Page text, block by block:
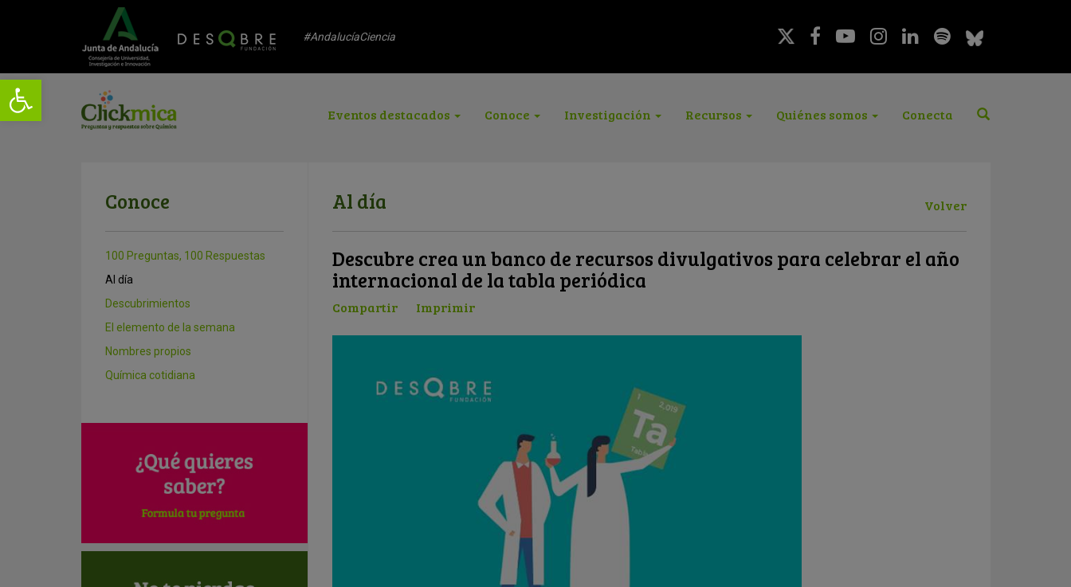
#AndalucíaCiencia
Eventos destacados Conoce Investigación Recursos Quiénes somos Conecta
Conoce
100 Preguntas, 100 Respuestas
Al día
Descubrimientos
El elemento de la semana
Nombres propios
Química cotidiana
Al día Volver
Descubre crea un banco de recursos divulgativos para celebrar el año
internacional de la tabla periódica
Compartir Imprimir